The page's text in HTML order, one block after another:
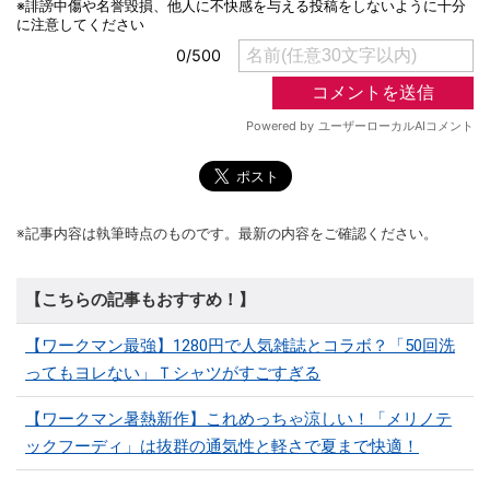
※記事内容は執筆時点のものです。最新の内容をご確認ください。
【こちらの記事もおすすめ！】
【ワークマン最強】1280円で人気雑誌とコラボ？「50回洗
ってもヨレない」Ｔシャツがすごすぎる
【ワークマン暑熱新作】これめっちゃ涼しい！「メリノテ
ックフーディ」は抜群の通気性と軽さで夏まで快適！